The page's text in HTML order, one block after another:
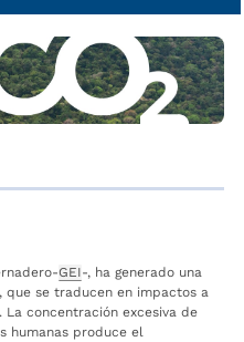
GEI-, ha generado una
se traducen en impactos a
concentración excesiva de
humanas produce el